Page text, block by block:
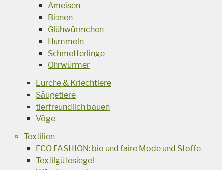
Ameisen
Bienen
Glühwürmchen
Hummeln
Schmetterlinge
Ohrwürmer
Lurche & Kriechtiere
Säugetiere
tierfreundlich bauen
Vögel
Textilien
ECO FASHION: bio und faire Mode und Stoffe
Textilgütesiegel